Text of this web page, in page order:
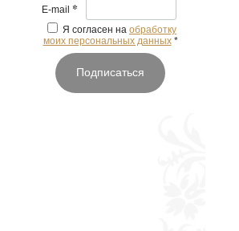
E-mail *
Я согласен на обработку
моих персональных данных *
Подписаться